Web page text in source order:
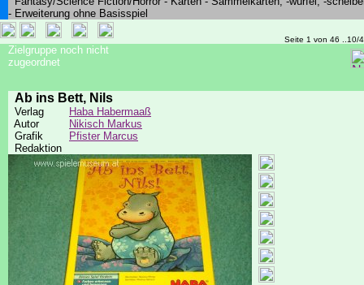
- Erweiterung ohne Basisspiel
Seite 1 von 46 ..10/
Zielgruppe noch nicht
zugeordnet
Ab ins Bett, Nils
Verlag
Haba Habermaaß
Autor
Nikisch Markus
Grafik
Pfister Marcus
Redaktion